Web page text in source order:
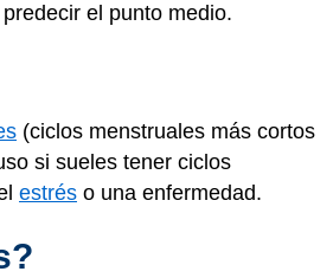
el punto medio.
(ciclos menstruales más cortos
si sueles tener ciclos
estrés o una enfermedad.